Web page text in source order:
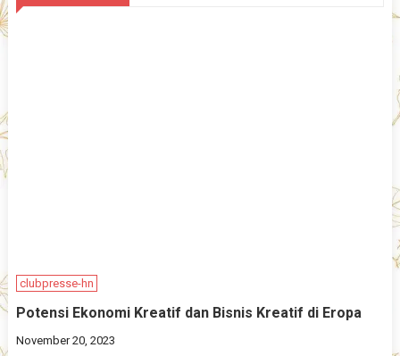
clubpresse-hn
Potensi Ekonomi Kreatif dan Bisnis Kreatif di Eropa
November 20, 2023